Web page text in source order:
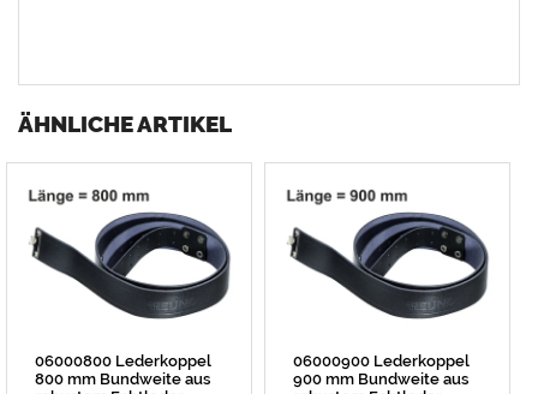
ÄHNLICHE ARTIKEL
06000800 Lederkoppel
800 mm Bundweite aus
06000900 Lederkoppel
900 mm Bundweite aus